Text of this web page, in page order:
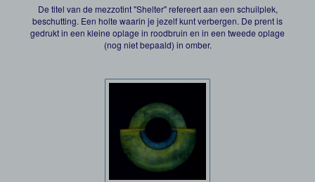
De titel van de mezzotint "Shelter" refereert aan een schuilplek,
beschutting. Een holte waarin je jezelf kunt verbergen. De prent is
gedrukt in een kleine oplage in roodbruin en in een tweede oplage
(nog niet bepaald) in omber.